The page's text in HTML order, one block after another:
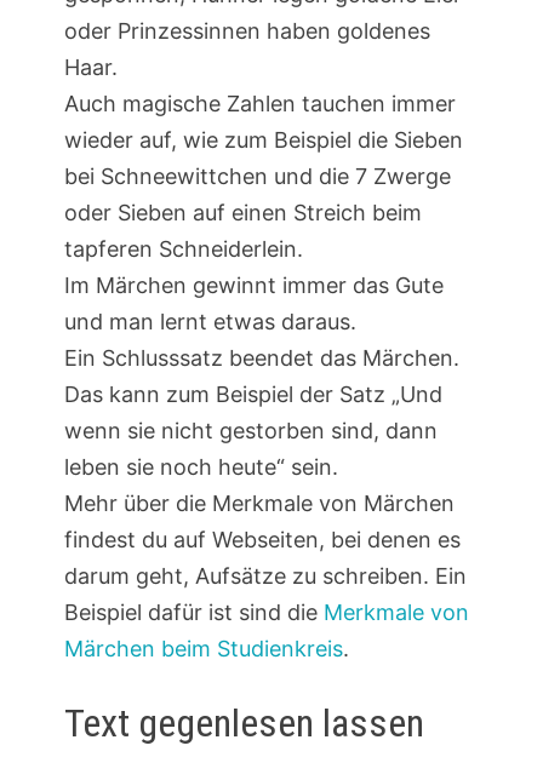
oder Prinzessinnen haben goldenes
Haar.
Auch magische Zahlen tauchen immer
wieder auf, wie zum Beispiel die Sieben
bei Schneewittchen und die 7 Zwerge
oder Sieben auf einen Streich beim
tapferen Schneiderlein.
Im Märchen gewinnt immer das Gute
und man lernt etwas daraus.
Ein Schlusssatz beendet das Märchen.
Das kann zum Beispiel der Satz „Und
wenn sie nicht gestorben sind, dann
leben sie noch heute“ sein.
Mehr über die Merkmale von Märchen
findest du auf Webseiten, bei denen es
darum geht, Aufsätze zu schreiben. Ein
Beispiel dafür ist sind die Merkmale von
Märchen beim Studienkreis.
Text gegenlesen lassen